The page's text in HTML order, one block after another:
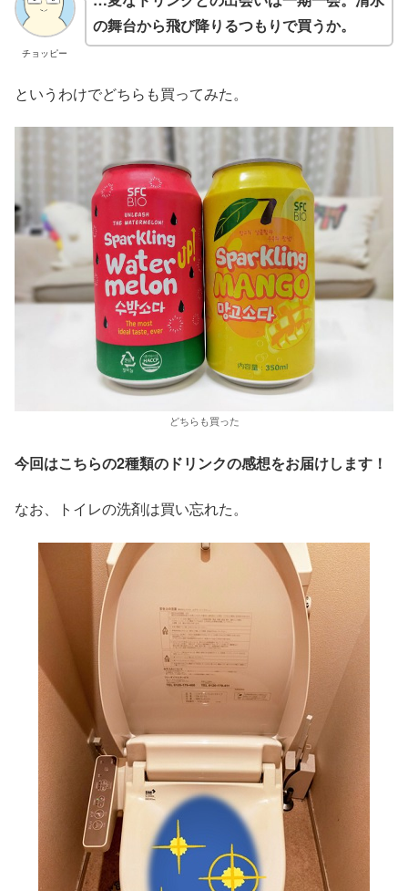
チョッピー
の舞台から飛び降りるつもりで買うか。
というわけでどちらも買ってみた。
どちらも買った
今回はこちらの2種類のドリンクの感想をお届けします！
なお、トイレの洗剤は買い忘れた。